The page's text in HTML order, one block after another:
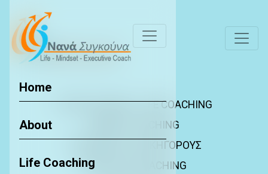
Home
About
Life Coaching
POSITIVE VIBES - LIFE COACHING
PARENT COACHING
COACHING ΓΙΑ ΔΙΚΗΓΟΡΟΥΣ
EXECUTIVE COACHING